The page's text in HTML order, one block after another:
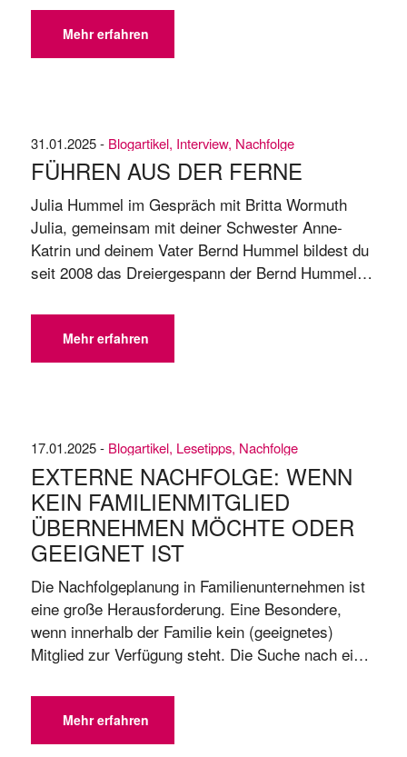
Container eingetreten. Bereits seit 2022 leitet sie
die IT-Abteilung und kennt die Herausforderungen
und Chancen einer Nachfolge. Wir haben ...
Mehr erfahren
31.01.2025 - Blogartikel, Interview, Nachfolge
FÜHREN AUS DER FERNE
Julia Hummel im Gespräch mit Britta Wormuth
Julia, gemeinsam mit deiner Schwester Anne-
Katrin und deinem Vater Bernd Hummel bildest du
seit 2008 das Dreiergespann der Bernd Hummel
HUMMEL: Nein, eigentlich nicht. Nach meinem
dualen BWL-Studium bei Otto habe ich erst einmal
bei verschiedenen Modeunternehmen im Einkauf
Mehr erfahren
17.01.2025 - Blogartikel, Lesetipps, Nachfolge
EXTERNE NACHFOLGE: WENN
KEIN FAMILIENMITGLIED
ÜBERNEHMEN MÖCHTE ODER
GEEIGNET IST
Die Nachfolgeplanung in Familienunternehmen ist
eine große Herausforderung. Eine Besondere,
wenn innerhalb der Familie kein (geeignetes)
Mitglied zur Verfügung steht. Die Suche nach einer
gute Alternative, um das Fortbestehen des
Unternehmens zu sichern. Doch dieser Prozess
erfordert sorgfältige Planung und strategisches
Mehr erfahren